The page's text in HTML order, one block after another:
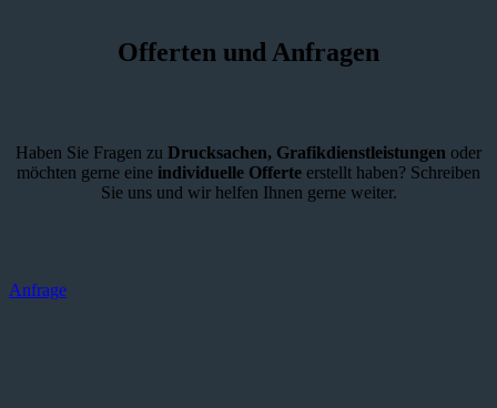
Offerten und Anfragen
Haben Sie Fragen zu Drucksachen, Grafikdienstleistungen oder
möchten gerne eine individuelle Offerte erstellt haben? Schreiben
Sie uns und wir helfen Ihnen gerne weiter.
Anfrage